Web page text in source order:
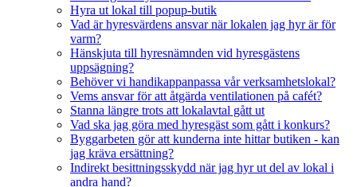
Hyra ut lokal till popup-butik
Vad är hyresvärdens ansvar när lokalen jag hyr är för
varm?
Hänskjuta till hyresnämnden vid hyresgästens
uppsägning?
Behöver vi handikappanpassa vår verksamhetslokal?
Vems ansvar för att åtgärda ventilationen på cafét?
Stanna längre trots att lokalavtal gått ut
Vad ska jag göra med hyresgäst som gått i konkurs?
Byggarbeten gör att kunderna inte hittar butiken - kan
jag kräva ersättning?
Indirekt besittningsskydd när jag hyr ut del av lokal i
andra hand?